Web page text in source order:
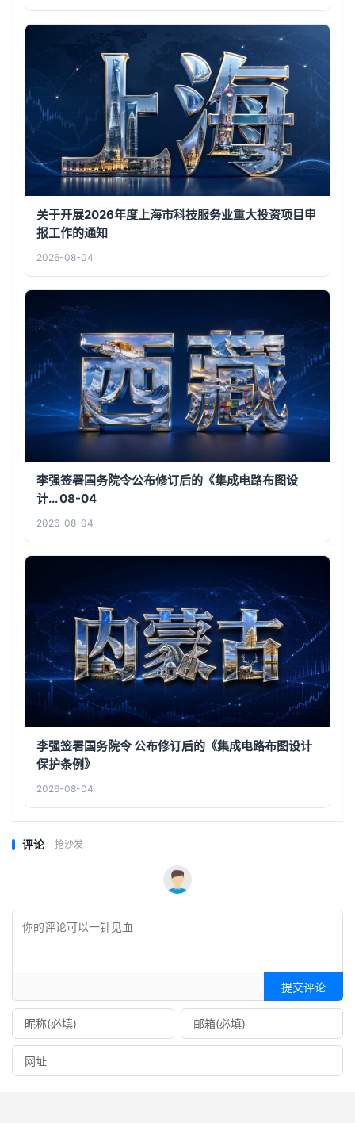
关于开展2026年度上海市科技服务业重大投资项目申
报工作的通知
2026-08-04
李强签署国务院令公布修订后的《集成电路布图设
计... 08-04
2026-08-04
李强签署国务院令 公布修订后的《集成电路布图设计
保护条例》
2026-08-04
评论 抢沙发
提交评论